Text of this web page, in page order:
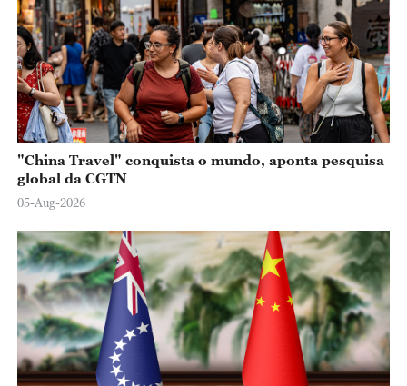
"China Travel" conquista o mundo, aponta pesquisa
global da CGTN
05-Aug-2026